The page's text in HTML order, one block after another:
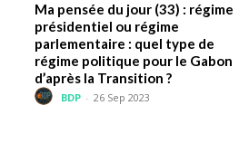
Ma pensée du jour (33) : régime
présidentiel ou régime
parlementaire : quel type de
régime politique pour le Gabon
d’après la Transition ?
BDP - 26 Sep 2023